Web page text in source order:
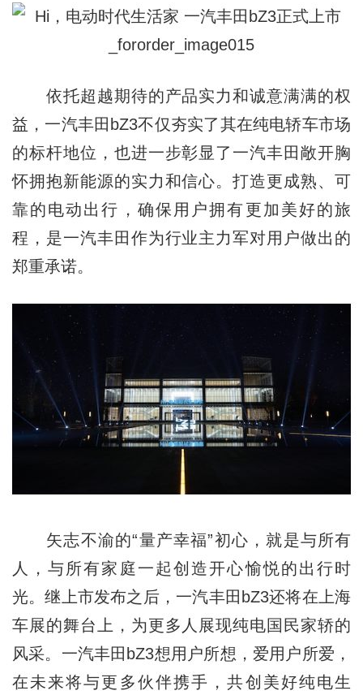
依托超越期待的产品实力和诚意满满的权
益，一汽丰田bZ3不仅夯实了其在纯电轿车市场
的标杆地位，也进一步彰显了一汽丰田敞开胸
怀拥抱新能源的实力和信心。打造更成熟、可
靠的电动出行，确保用户拥有更加美好的旅
程，是一汽丰田作为行业主力军对用户做出的
郑重承诺。
矢志不渝的“量产幸福”初心，就是与所有
人，与所有家庭一起创造开心愉悦的出行时
光。继上市发布之后，一汽丰田bZ3还将在上海
车展的舞台上，为更多人展现纯电国民家轿的
风采。一汽丰田bZ3想用户所想，爱用户所爱，
在未来将与更多伙伴携手，共创美好纯电生